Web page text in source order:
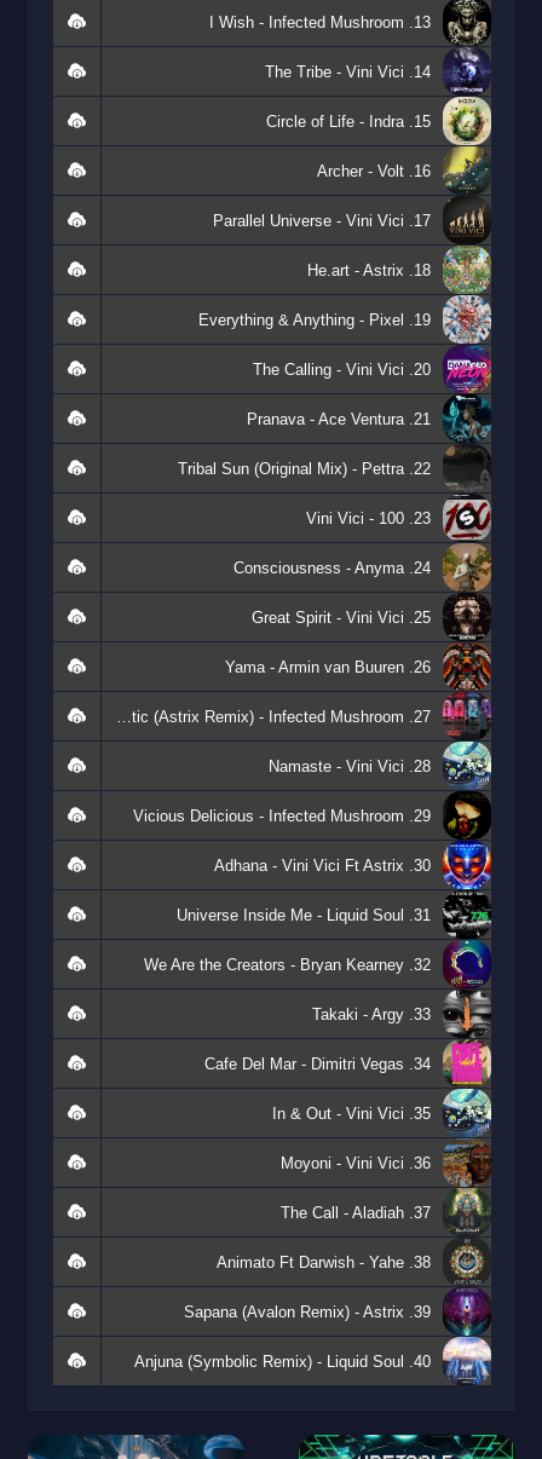
13. I Wish - Infected Mushroom
14. The Tribe - Vini Vici
15. Circle of Life - Indra
16. Archer - Volt
17. Parallel Universe - Vini Vici
18. He.art - Astrix
19. Everything & Anything - Pixel
20. The Calling - Vini Vici
21. Pranava - Ace Ventura
22. Tribal Sun (Original Mix) - Pettra
23. 100 - Vini Vici
24. Consciousness - Anyma
25. Great Spirit - Vini Vici
26. Yama - Armin van Buuren
28. Namaste - Vini Vici
29. Vicious Delicious - Infected Mushroom
30. Adhana - Vini Vici Ft Astrix
31. Universe Inside Me - Liquid Soul
32. We Are the Creators - Bryan Kearney
33. Takaki - Argy
34. Cafe Del Mar - Dimitri Vegas
35. In & Out - Vini Vici
36. Moyoni - Vini Vici
37. The Call - Aladiah
38. Animato Ft Darwish - Yahe
39. Sapana (Avalon Remix) - Astrix
40. Anjuna (Symbolic Remix) - Liquid Soul